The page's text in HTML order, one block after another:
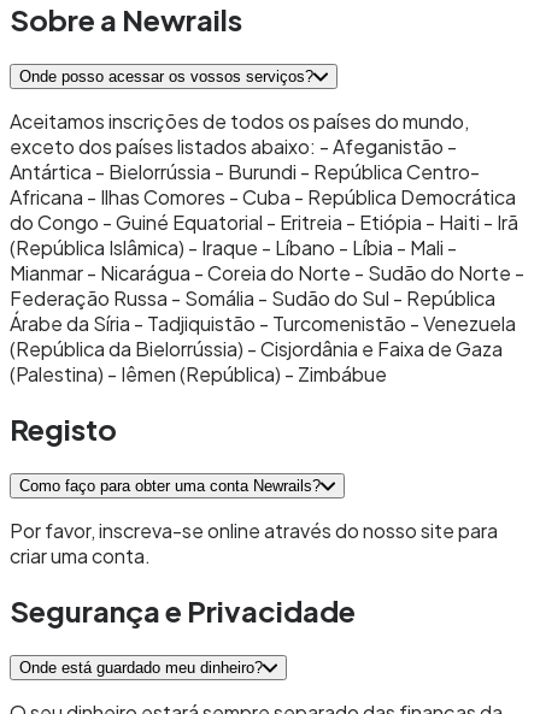
Sobre a Newrails
Onde posso acessar os vossos serviços?
Aceitamos inscrições de todos os países do mundo,
exceto dos países listados abaixo: - Afeganistão -
Antártica - Bielorrússia - Burundi - República Centro-
Africana - Ilhas Comores - Cuba - República Democrática
do Congo - Guiné Equatorial - Eritreia - Etiópia - Haiti - Irã
(República Islâmica) - Iraque - Líbano - Líbia - Mali -
Mianmar - Nicarágua - Coreia do Norte - Sudão do Norte -
Federação Russa - Somália - Sudão do Sul - República
Árabe da Síria - Tadjiquistão - Turcomenistão - Venezuela
(República da Bielorrússia) - Cisjordânia e Faixa de Gaza
(Palestina) - Iêmen (República) - Zimbábue
Registo
Como faço para obter uma conta Newrails?
Por favor, inscreva-se online através do nosso site para
criar uma conta.
Segurança e Privacidade
Onde está guardado meu dinheiro?